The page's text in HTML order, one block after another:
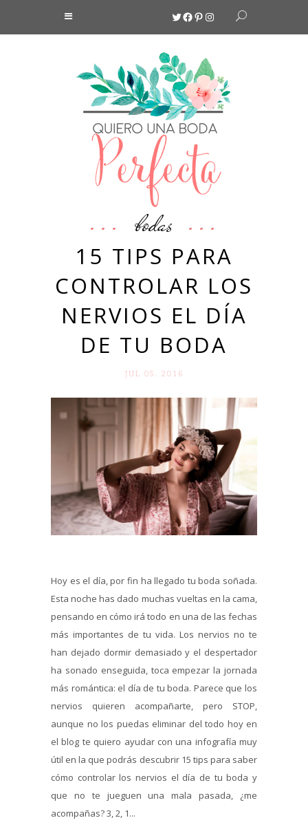
Twitter
Facebook
Pinterest
Instagram
bodas
15 TIPS PARA
CONTROLAR LOS
NERVIOS EL DÍA
DE TU BODA
JUL 05. 2016
Hoy es el día, por fin ha llegado tu boda soñada.
Esta noche has dado muchas vueltas en la cama,
pensando en cómo irá todo en una de las fechas
más importantes de tu vida. Los nervios no te
han dejado dormir demasiado y el despertador
ha sonado enseguida, toca empezar la jornada
más romántica: el día de tu boda. Parece que los
nervios quieren acompañarte, pero STOP,
aunque no los puedas eliminar del todo hoy en
el blog te quiero ayudar con una infografía muy
útil en la que podrás descubrir 15 tips para saber
cómo controlar los nervios el día de tu boda y
que no te jueguen una mala pasada, ¿me
acompañas? 3, 2, 1...